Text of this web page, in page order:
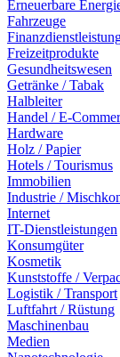
Erneuerbare
Fahrzeuge
Freizeitprodukte
Gesundheitswesen
Getränke / Tabak
Halbleiter
Handel / E-
Hardware
Holz / Papier
Hotels / Tourismus
Immobilien
Industrie /
Internet
IT-Dienstleistungen
Konsumgüter
Kosmetik
Kunststoffe /
Logistik / Transport
Luftfahrt / Rüstung
Maschinenbau
Medien